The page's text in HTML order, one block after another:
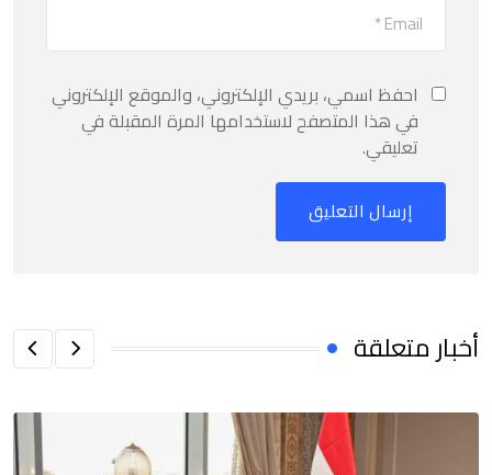
احفظ اسمي، بريدي الإلكتروني، والموقع الإلكتروني
في هذا المتصفح لاستخدامها المرة المقبلة في
تعليقي.
أخبار متعلقة